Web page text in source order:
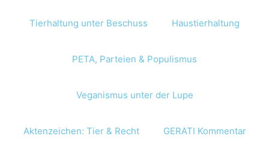
Tierhaltung unter Beschuss Haustierhaltung
PETA, Parteien & Populismus
Veganismus unter der Lupe
Aktenzeichen: Tier & Recht GERATI Kommentar